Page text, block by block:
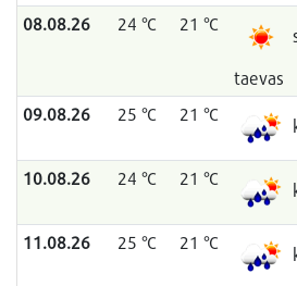
08.08.26 24 °C 21 °C
taevas
09.08.26 25 °C 21 °C
10.08.26 24 °C 21 °C
11.08.26 25 °C 21 °C